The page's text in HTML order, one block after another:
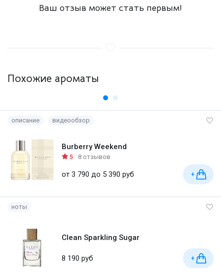
Ваш отзыв может стать первым!
Похожие ароматы
описание видеообзор
Burberry Weekend
5 8 отзывов
от 3 790 до 5 390 руб +
ноты
Clean Sparkling Sugar
8 190 руб +